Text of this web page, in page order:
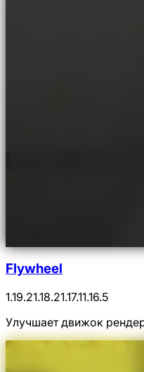
Flywheel
1.19.21.18.21.17.11.16.5
Улучшает движок